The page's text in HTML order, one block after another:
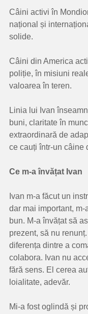
Câini activi în
național și
solide.
Câini din America
poliție, în misiuni
valoarea în teren.
Linia lui Ivan
buni, claritate în
extraordinară de
ce cauți într-un câine
Ce m-a învățat Ivan
Ivan m-a făcut un
dar mai important, m-
bun. M-a învățat să
prezent, să nu
diferența dintre a
colabora. Ivan nu
fără sens. El cerea
loialitate, adevăr.
Mi-a fost oglindă și